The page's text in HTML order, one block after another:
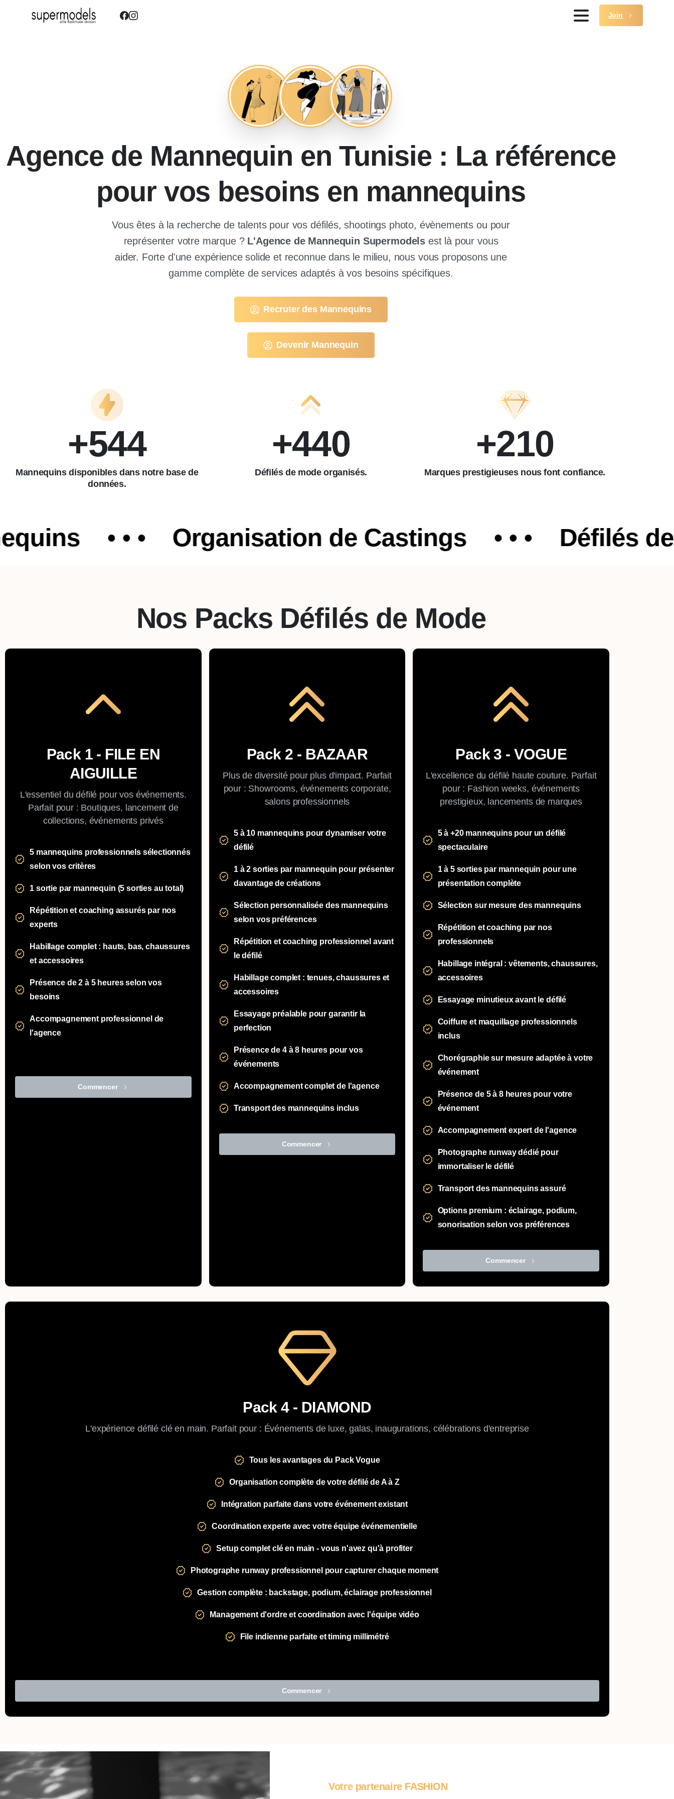
Join
Agence de Mannequin en Tunisie : La référence
pour vos besoins en mannequins
Vous êtes à la recherche de talents pour vos défilés, shootings photo, évènements ou pour
représenter votre marque ? L'Agence de Mannequin Supermodels est là pour vous
aider. Forte d'une expérience solide et reconnue dans le milieu, nous vous proposons une
gamme complète de services adaptés à vos besoins spécifiques.
Recruter des Mannequins
Devenir Mannequin
+544
Mannequins disponibles dans notre base de
données.
+440
Défilés de mode organisés.
+210
Marques prestigieuses nous font confiance.
• • • Organisation de Castings • • • Défilés de
Nos Packs Défilés de Mode
Pack 1 - FILE EN
AIGUILLE
L'essentiel du défilé pour vos événements.
Parfait pour : Boutiques, lancement de
collections, événements privés
5 mannequins professionnels sélectionnés
selon vos critères
1 sortie par mannequin (5 sorties au total)
Répétition et coaching assurés par nos
experts
Habillage complet : hauts, bas, chaussures
et accessoires
Présence de 2 à 5 heures selon vos
besoins
Accompagnement professionnel de
l'agence
Commencer
Pack 2 - BAZAAR
Plus de diversité pour plus d'impact. Parfait
pour : Showrooms, événements corporate,
salons professionnels
5 à 10 mannequins pour dynamiser votre
défilé
1 à 2 sorties par mannequin pour présenter
davantage de créations
Sélection personnalisée des mannequins
selon vos préférences
Répétition et coaching professionnel avant
le défilé
Habillage complet : tenues, chaussures et
accessoires
Essayage préalable pour garantir la
perfection
Présence de 4 à 8 heures pour vos
événements
Accompagnement complet de l'agence
Transport des mannequins inclus
Commencer
Pack 3 - VOGUE
L'excellence du défilé haute couture. Parfait
pour : Fashion weeks, événements
prestigieux, lancements de marques
5 à +20 mannequins pour un défilé
spectaculaire
1 à 5 sorties par mannequin pour une
présentation complète
Sélection sur mesure des mannequins
Répétition et coaching par nos
professionnels
Habillage intégral : vêtements, chaussures,
accessoires
Essayage minutieux avant le défilé
Coiffure et maquillage professionnels
inclus
Chorégraphie sur mesure adaptée à votre
événement
Présence de 5 à 8 heures pour votre
événement
Accompagnement expert de l'agence
Photographe runway dédié pour
immortaliser le défilé
Transport des mannequins assuré
Options premium : éclairage, podium,
sonorisation selon vos préférences
Commencer
Pack 4 - DIAMOND
L'expérience défilé clé en main. Parfait pour : Événements de luxe, galas, inaugurations, célébrations d'entreprise
Tous les avantages du Pack Vogue
Organisation complète de votre défilé de A à Z
Intégration parfaite dans votre événement existant
Coordination experte avec votre équipe événementielle
Setup complet clé en main - vous n'avez qu'à profiter
Photographe runway professionnel pour capturer chaque moment
Gestion complète : backstage, podium, éclairage professionnel
Management d'ordre et coordination avec l'équipe vidéo
File indienne parfaite et timing millimétré
Commencer
Votre partenaire FASHION